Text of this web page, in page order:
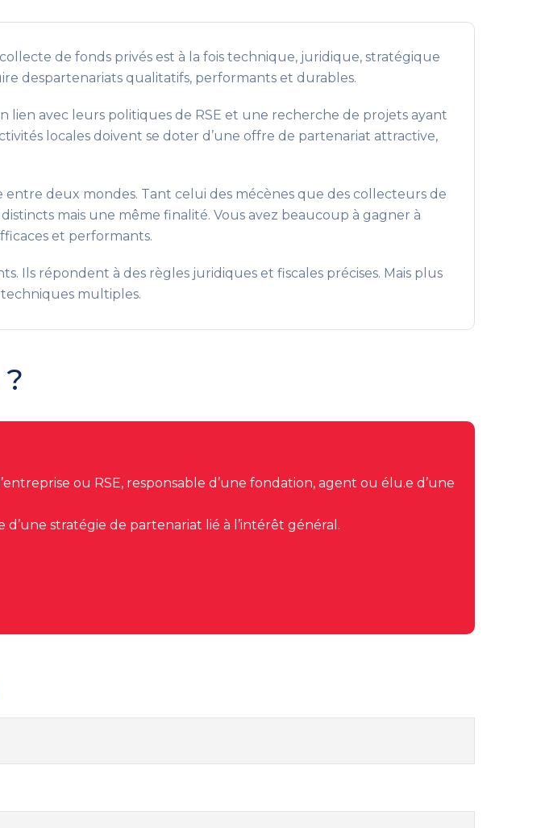
de fonds privés est à la fois technique, juridique, stratégique
despartenariats qualitatifs, performants et durables.
lien avec leurs politiques de RSE et une recherche de projets ayant
locales doivent se doter d’une offre de partenariat attractive,
deux mondes. Tant celui des mécènes que des collecteurs de
mais une même finalité. Vous avez beaucoup à gagner à
et performants.
Ils répondent à des règles juridiques et fiscales précises. Mais plus
multiples.
ou RSE, responsable d’une fondation, agent ou élu.e d’une
stratégie de partenariat lié à l’intérêt général.